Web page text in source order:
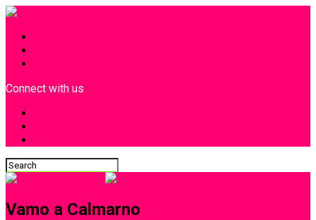
Connect with us
Vamo a Calmarno